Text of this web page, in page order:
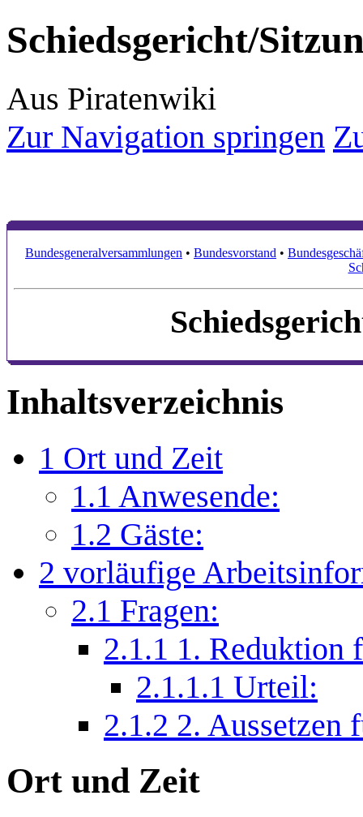
Schiedsgericht/
Aus Piratenwiki
Zur Navigation springen
Bundesgeneralversammlungen • Bundesvorstand •
Inhaltsverzeichnis
1 Ort und Zeit
1.1 Anwesende:
1.2 Gäste:
2 vorläufige
2.1 Fragen:
2.1.1 1. Reduktion
2.1.1.1 Urteil:
2.1.2 2. Aussetzen
Ort und Zeit